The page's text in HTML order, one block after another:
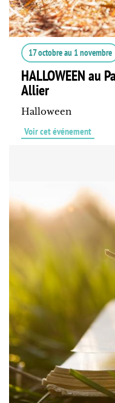
17 octobreau 1 novembre
HALLOWEEN au
Allier
Halloween
Voir cet événement